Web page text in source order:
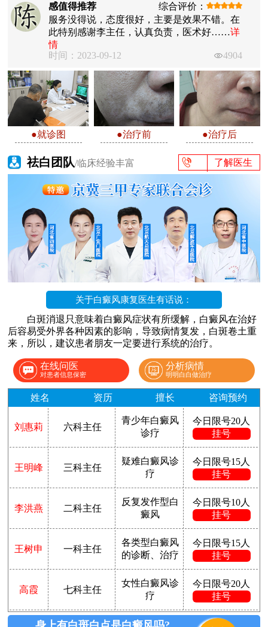
感值得推荐
综合评价：
服务没得说，态度很好，主要是效果不错。在
此特别感谢李主任，认真负责，医术好……详
情
时间：2023-09-12
4904
●就诊图 ●治疗前 ●治疗后
祛白团队/临床经验丰富 了解医生
关于白癜风康复医生有话说：
白斑消退只意味着白癜风症状有所缓解，白癜风在治好
后容易受外界各种因素的影响，导致病情复发，白斑卷土重
来，所以，建议患者朋友一定要进行系统的治疗。
在线问医
对患者信息保密
分析病情
明明白白做治疗
姓名 资历 擅长 咨询预约
刘惠莉 六科主任
青少年白癜风
诊疗
今日限号20人
挂号
王明峰 三科主任
疑难白癜风诊
疗
今日限号15人
挂号
李洪燕 二科主任
反复发作型白
癜风
今日限号10人
挂号
王树申 一科主任
各类型白癜风
的诊断、治疗
今日限号15人
挂号
高霞 七科主任
女性白癜风诊
疗
今日限号20人
挂号